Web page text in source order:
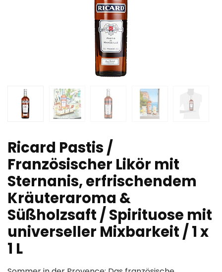
Ricard Pastis /
Französischer Likör mit
Sternanis, erfrischendem
Kräuteraroma &
Süßholzsaft / Spirituose mit
universeller Mixbarkeit / 1 x
1 L